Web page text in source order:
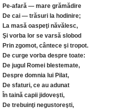
Pe-afară — mare grămădire
De cai — trăsuri la hodinire;
La masă oaspeţi năvălesc,
Şi vorba lor se varsă slobod
Prin zgomot, cântece şi tropot.
De curge vorba despre toate:
De jugul Romei blestemate,
Despre domnia lui Pilat,
De sfaturi, ce au adunat
În taină capii jidoveşti,
De trebuinţi negustoreşti,